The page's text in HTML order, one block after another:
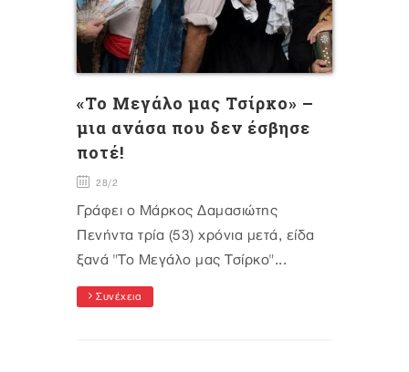
«Το Μεγάλο μας Τσίρκο» –
μια ανάσα που δεν έσβησε
ποτέ!
28/2
Γράφει ο Μάρκος Δαμασιώτης
Πενήντα τρία (53) χρόνια μετά, είδα
ξανά "Το Μεγάλο μας Τσίρκο"...
Συνέχεια